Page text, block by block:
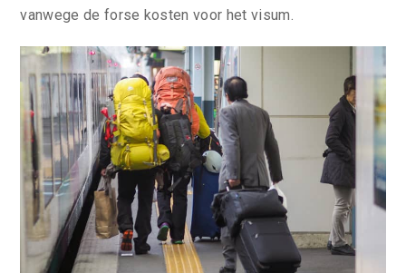
vanwege de forse kosten voor het visum.